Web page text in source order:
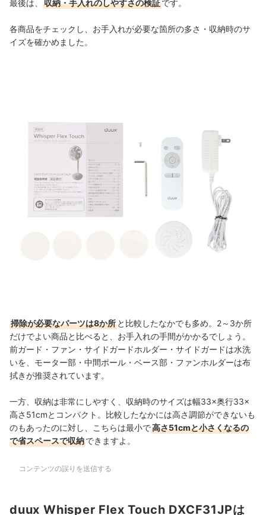
最後は、 収納・手入れのしやすさの検証です。
各商品をチェックし、お手入れが必要な箇所の多さ・収納時のサ
イズを確かめました。
掃除が必要なパーツは8か所 と比較したなかでも多め。 2～3か所
だけでよい商品と比べると、 お手入れの手間がかかるでしょう。
前ガード・ファン・サイドガードホルダー・サイドガードは水洗
いを、 モーター部・中間ポール・ベース部・ファンホルダーは布
拭きが推奨されています。
一方、収納は非常にしやすく、収納時のサイズは幅33×奥行33×
高さ51cmとコンパクト。比較したなかには高さ調節ができないも
のもあったのに対し、こちらは最小で高さ51cmと小さくなるの
で省スペースで収納できますよ。
コンテンツの誤りを送信する
duux Whisper Flex Touch DXCF31JPは